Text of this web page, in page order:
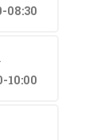
08:30
10:00